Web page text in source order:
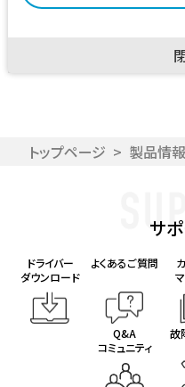
トップページ > 製品情報
サ
ドライバー
ダウンロード
よくあるご質問
Q&A
コミュニティ
故